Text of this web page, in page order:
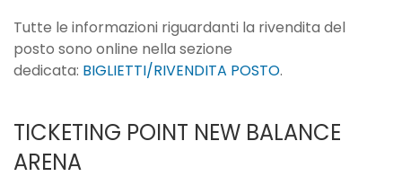
Tutte le informazioni riguardanti la rivendita del
posto sono online nella sezione
dedicata: BIGLIETTI/RIVENDITA POSTO.
TICKETING POINT NEW BALANCE
ARENA